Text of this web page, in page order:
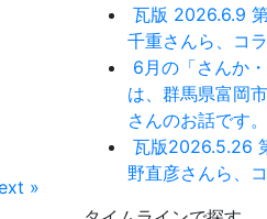
»
瓦版 2026.6.9
千重さんら、コラ
6月の「さんか・
は、群馬県富岡
さんのお話です。
瓦版2026.5.26
野直彦さんら、コ